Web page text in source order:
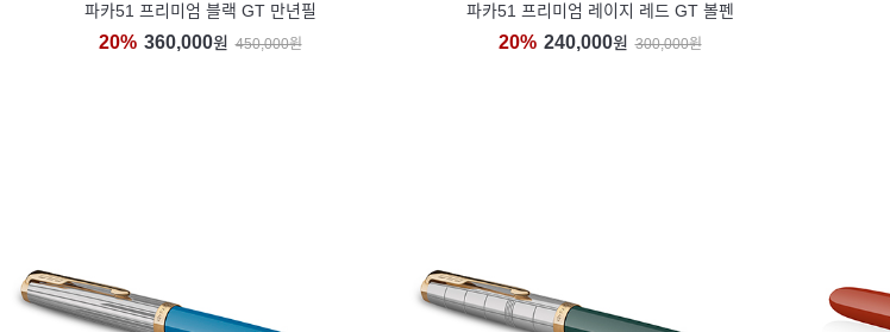
파카51 프리미엄 블랙 GT 만년필
20% 360,000원 450,000원
파카51 프리미엄 레이지 레드 GT 볼펜
20% 240,000원 300,000원